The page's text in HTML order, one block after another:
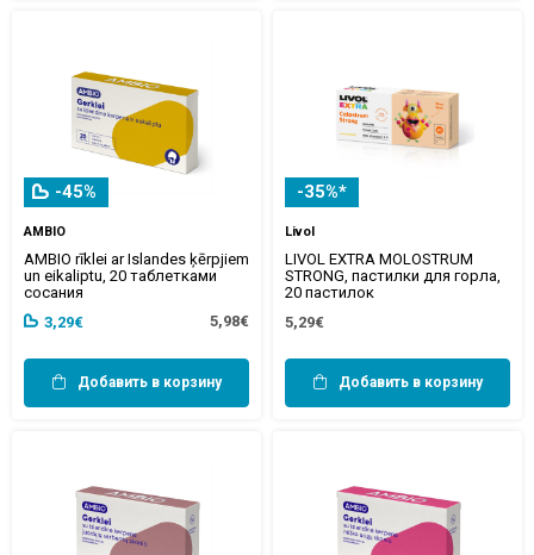
-45%
AMBIO
AMBIO rīklei ar Islandes ķērpjiem
un eikaliptu, 20 таблетками
сосания
3,29€
5,98€
Добавить в корзину
-35%*
Livol
LIVOL EXTRA MOLOSTRUM
STRONG, пастилки для горла,
20 пастилок
5,29€
Добавить в корзину